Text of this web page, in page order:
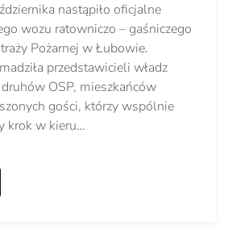
nastąpiło oficjalne
wozu ratowniczo – gaśniczego
Pożarnej w Łubowie.
przedstawicieli władz
OSP, mieszkańców
gości, którzy wspólnie
krok w kieru…